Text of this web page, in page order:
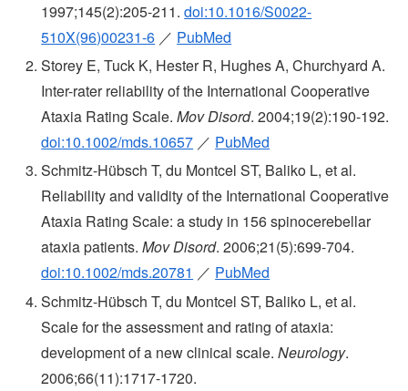
1997;145(2):205-211.doi:10.1016/S0022-
510X(96)00231-6 ／ PubMed
Storey E, Tuck K, Hester R, Hughes A, Churchyard A.
Inter-rater reliability of the International Cooperative
Ataxia Rating Scale.Mov Disord. 2004;19(2):190-192.
doi:10.1002/mds.10657 ／ PubMed
Schmitz-Hübsch T, du Montcel ST, Baliko L, et al.
Reliability and validity of the International Cooperative
Ataxia Rating Scale: a study in 156 spinocerebellar
ataxia patients.Mov Disord. 2006;21(5):699-704.
doi:10.1002/mds.20781 ／ PubMed
Schmitz-Hübsch T, du Montcel ST, Baliko L, et al.
Scale for the assessment and rating of ataxia:
development of a new clinical scale.Neurology.
2006;66(11):1717-1720.